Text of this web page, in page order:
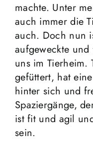
machte. Unter
auch immer die
auch. Doch nun
aufgeweckte
uns im Tierheim.
gefüttert, hat
hinter sich und
Spaziergänge,
ist fit und agil
sein.